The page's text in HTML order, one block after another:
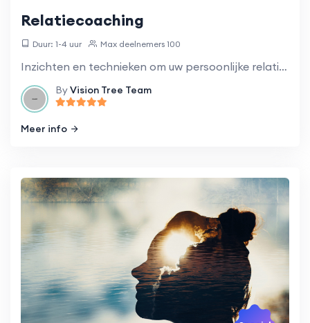
Relatiecoaching
Duur: 1-4 uur Max deelnemers 100
Inzichten en technieken om uw persoonlijke relaties te verbeteren.
ByVision Tree Team
Meer info